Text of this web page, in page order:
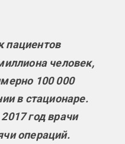
пациентов
человек,
100 000
в стационаре.
год врачи
операций.